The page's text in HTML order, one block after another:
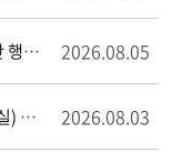
K-Grid 인재창업밸리조성추진사업단 행정연구원 채용 공고 2026.08.05
수소에너지연구소(황지현 교수 연구실) 일반연구원 채용 공고 2026.08.03